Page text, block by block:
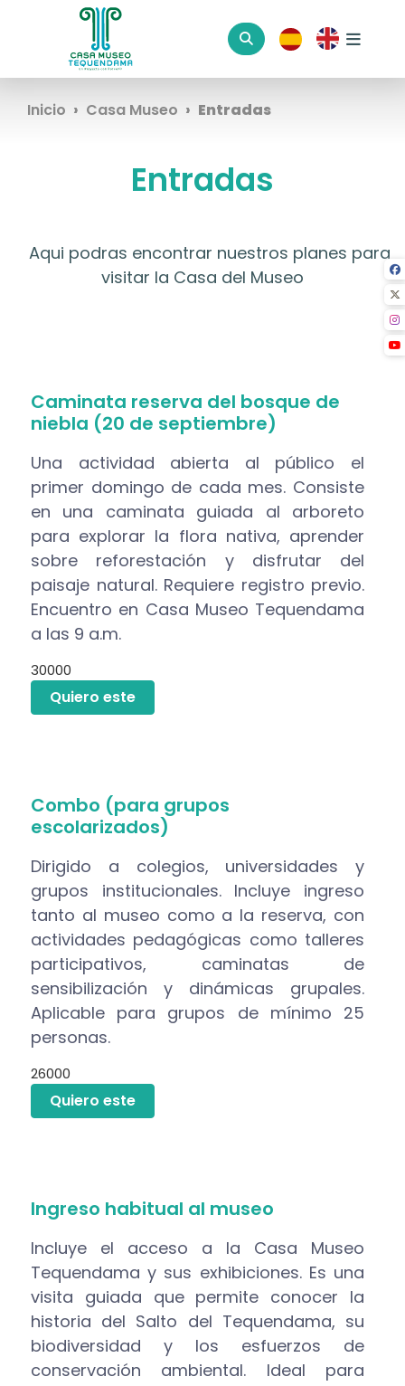
Inicio Casa Museo Entradas
Entradas
Aqui podras encontrar nuestros planes para
visitar la Casa del Museo
Caminata reserva del bosque de
niebla (20 de septiembre)
Una actividad abierta al público el
primer domingo de cada mes. Consiste
en una caminata guiada al arboreto
para explorar la flora nativa, aprender
sobre reforestación y disfrutar del
paisaje natural. Requiere registro previo.
Encuentro en Casa Museo Tequendama
a las 9 a.m.
Quiero este
30000
Combo (para grupos
escolarizados)
Dirigido a colegios, universidades y
grupos institucionales. Incluye ingreso
tanto al museo como a la reserva, con
actividades pedagógicas como talleres
participativos, caminatas de
sensibilización y dinámicas grupales.
Aplicable para grupos de mínimo 25
personas.
Quiero este
26000
Ingreso habitual al museo
Incluye el acceso a la Casa Museo
Tequendama y sus exhibiciones. Es una
visita guiada que permite conocer la
historia del Salto del Tequendama, su
biodiversidad y los esfuerzos de
conservación ambiental. Ideal para